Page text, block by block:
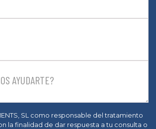
SL como responsable del tratamiento
la finalidad de dar respuesta a tu consulta o